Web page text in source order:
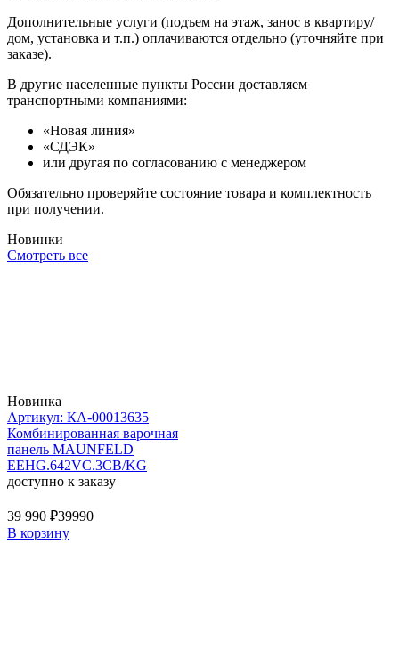
Дополнительные услуги (подъем на этаж, занос в квартиру/
дом, установка и т.п.) оплачиваются отдельно (уточняйте при
заказе).
В другие населенные пункты России доставляем
транспортными компаниями:
«Новая линия»
«СДЭК»
или другая по согласованию с менеджером
Обязательно проверяйте состояние товара и комплектность
при получении.
Новинки
Смотреть все
Новинка
Артикул: КА-00013635
Комбинированная варочная
панель MAUNFELD
EEHG.642VC.3CB/KG
доступно к заказу
39 990 ₽39990
В корзину